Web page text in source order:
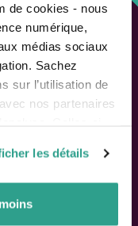
de cookies - nous
numérique,
médias sociaux
Sachez
sur l’utilisation de
nos partenaires
collectées lors
les détails